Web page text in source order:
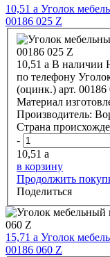
10,51 a Уголок
00186 025 Z
10,51 a В наличии
по телефону
(оцинк.) арт.
Материал
Производитель:
Страна
-
10,51 a
в корзину
Продолжить
Поделиться
15,71 a Уголок
00186 060 Z